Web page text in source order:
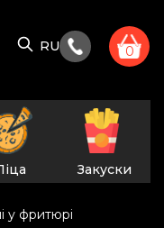
RU 0
Закуски
у фритюрі